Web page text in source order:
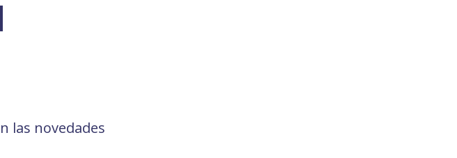
las novedades